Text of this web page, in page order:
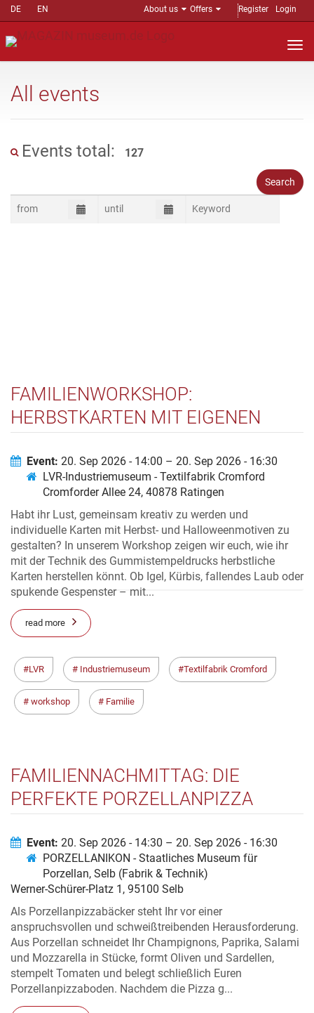
DE EN About us Offers Register Login
All events
Events total: 127
FAMILIENWORKSHOP:
HERBSTKARTEN MIT EIGENEN
Event: 20. Sep 2026 - 14:00 – 20. Sep 2026 - 16:30
LVR-Industriemuseum - Textilfabrik Cromford
Cromforder Allee 24, 40878 Ratingen
Habt ihr Lust, gemeinsam kreativ zu werden und
individuelle Karten mit Herbst- und Halloweenmotiven zu
gestalten? In unserem Workshop zeigen wir euch, wie ihr
mit der Technik des Gummistempeldrucks herbstliche
Karten herstellen könnt. Ob Igel, Kürbis, fallendes Laub oder
spukende Gespenster – mit...
read more
LVR Industriemuseum Textilfabrik Cromford
workshop Familie
FAMILIENNACHMITTAG: DIE
PERFEKTE PORZELLANPIZZA
Event: 20. Sep 2026 - 14:30 – 20. Sep 2026 - 16:30
PORZELLANIKON - Staatliches Museum für
Porzellan, Selb (Fabrik & Technik)
Werner-Schürer-Platz 1, 95100 Selb
Als Porzellanpizzabäcker steht Ihr vor einer
anspruchsvollen und schweißtreibenden Herausforderung.
Aus Porzellan schneidet Ihr Champignons, Paprika, Salami
und Mozzarella in Stücke, formt Oliven und Sardellen,
stempelt Tomaten und belegt schließlich Euren
Porzellanpizzaboden. Nachdem die Pizza g...